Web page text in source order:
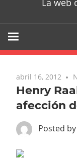
La web
abril 16, 2012
Henry
afección
Posted by